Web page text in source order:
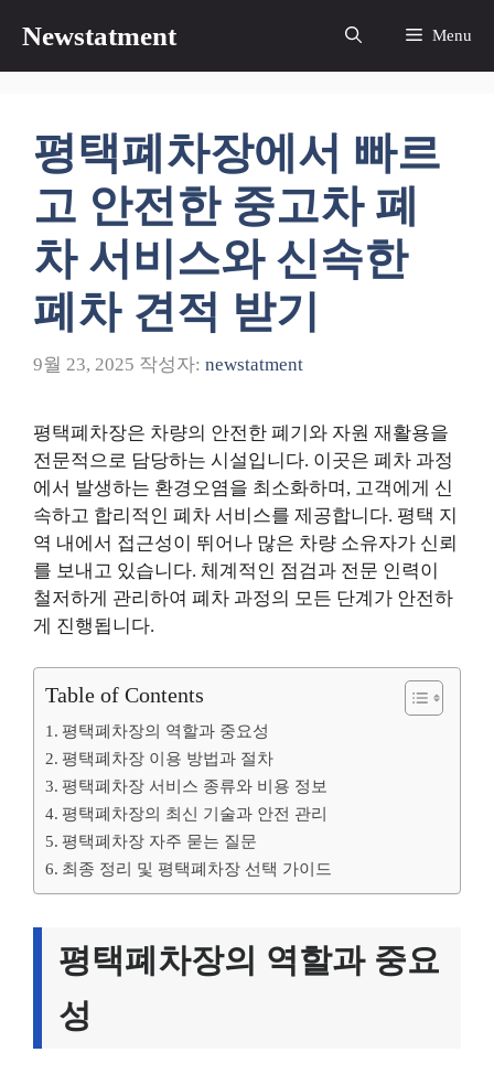
츠
Newstatment Menu
평택폐차장에서 빠르
고 안전한 중고차 폐
차 서비스와 신속한
폐차 견적 받기
9월 23, 2025 작성자: newstatment
평택폐차장은 차량의 안전한 폐기와 자원 재활용을
전문적으로 담당하는 시설입니다. 이곳은 폐차 과정
에서 발생하는 환경오염을 최소화하며, 고객에게 신
속하고 합리적인 폐차 서비스를 제공합니다. 평택 지
역 내에서 접근성이 뛰어나 많은 차량 소유자가 신뢰
를 보내고 있습니다. 체계적인 점검과 전문 인력이
철저하게 관리하여 폐차 과정의 모든 단계가 안전하
게 진행됩니다.
Table of Contents
평택폐차장의 역할과 중요성
평택폐차장 이용 방법과 절차
평택폐차장 서비스 종류와 비용 정보
평택폐차장의 최신 기술과 안전 관리
평택폐차장 자주 묻는 질문
최종 정리 및 평택폐차장 선택 가이드
평택폐차장의 역할과 중요
성